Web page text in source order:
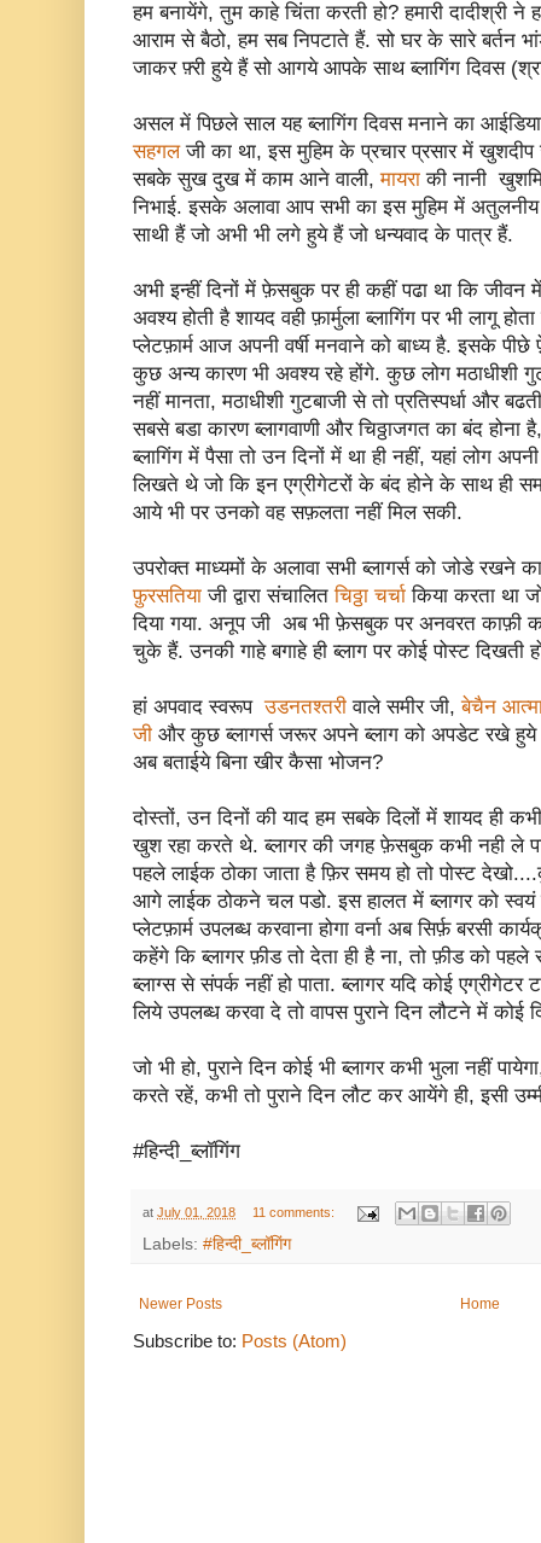
हम बनायेंगे, तुम काहे चिंता करती हो? हमारी दादीश्री ने
आराम से बैठो, हम सब निपटाते हैं. सो घर के सारे बर्तन
जाकर फ़्री हुये हैं सो आगये आपके साथ ब्लागिंग दिवस
असल में पिछले साल यह ब्लागिंग दिवस मनाने का
सहगलजी का था, इस मुहिम के प्रचार प्रसार में
सबके सुख दुख में काम आने वाली,मायरा की नानी
निभाई. इसके अलावा आप सभी का इस मुहिम में
साथी हैं जो अभी भी लगे हुये हैं जो धन्यवाद के पात्र हैं.
अभी इन्हीं दिनों में फ़ेसबुक पर ही कहीं पढा था कि
अवश्य होती है शायद वही फ़ार्मुला ब्लागिंग पर भी लागू
प्लेटफ़ार्म आज अपनी वर्षी मनवाने को बाध्य है. इसके
कुछ अन्य कारण भी अवश्य रहे होंगे. कुछ लोग मठाधीशी
नहीं मानता, मठाधीशी गुटबाजी से तो प्रतिस्पर्धा और
सबसे बडा कारण ब्लागवाणी और चिठ्ठाजगत का बंद होना
ब्लागिंग में पैसा तो उन दिनों में था ही नहीं, यहां लोग
लिखते थे जो कि इन एग्रीगेटरों के बंद होने के साथ ही
आये भी पर उनको वह सफ़लता नहीं मिल सकी.
उपरोक्त माध्यमों के अलावा सभी ब्लागर्स को जोडे रखने
फ़ुरसतिया जी द्वारा संचालितचिठ्ठा चर्चा किया करता था
दिया गया. अनूप जी अब भी फ़ेसबुक पर अनवरत काफ़ी
चुके हैं. उनकी गाहे बगाहे ही ब्लाग पर कोई पोस्ट दिखती
हां अपवाद स्वरूपउडनतश्तरी वाले समीर जी,बेचैन
जी और कुछ ब्लागर्स जरूर अपने ब्लाग को अपडेट रखे हुये हैं
अब बताईये बिना खीर कैसा भोजन?
दोस्तों, उन दिनों की याद हम सबके दिलों में शायद ही
खुश रहा करते थे. ब्लागर की जगह फ़ेसबुक कभी नही ले
पहले लाईक ठोका जाता है फ़िर समय हो तो पोस्ट
आगे लाईक ठोकने चल पडो. इस हालत में ब्लागर को
प्लेटफ़ार्म उपलब्ध करवाना होगा वर्ना अब सिर्फ़ बरसी
कहेंगे कि ब्लागर फ़ीड तो देता ही है ना, तो फ़ीड को
ब्लाग्स से संपर्क नहीं हो पाता. ब्लागर यदि कोई एग्रीगेटर
लिये उपलब्ध करवा दे तो वापस पुराने दिन लौटने में कोई
जो भी हो, पुराने दिन कोई भी ब्लागर कभी भुला नहीं
करते रहें, कभी तो पुराने दिन लौट कर आयेंगे ही, इसी
#हिन्दी_ब्लॉगिंग
at July 01, 2018 11 comments:
Labels: #हिन्दी_ब्लॉगिंग
Newer Posts Home
Subscribe to: Posts (Atom)